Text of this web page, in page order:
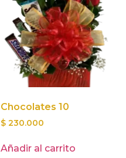
Chocolates 10
$ 230.000
Añadir al carrito